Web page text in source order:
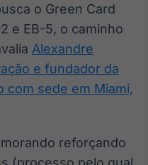
de
dados
o Green Card
e EB-5, o caminho
Alexandre
e fundador da
com sede em Miami,
reforçando